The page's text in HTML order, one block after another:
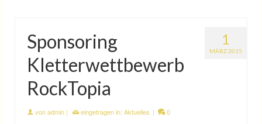
1
MÄRZ 2015
Sponsoring
Kletterwettbewerb
RockTopia
vonadmin | eingetragen in: Aktuelles | 0